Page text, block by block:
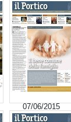
07/06/2015